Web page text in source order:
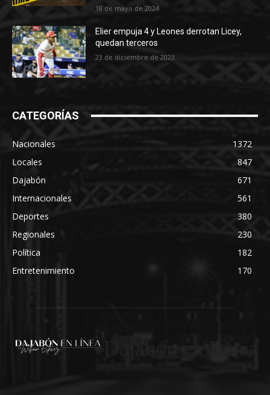
18 de mayo de 2024
Elier empuja 4 y Leones derrotan Licey,
quedan terceros
23 de diciembre de 2023
CATEGORÍAS
Nacionales
1372
Locales
847
Dajabón
671
Internacionales
561
Deportes
380
Regionales
230
Política
182
Entretenimiento
170